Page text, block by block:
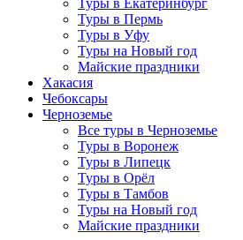
Туры в Пермь
Туры в Уфу
Туры на Новый год
Майские праздники
Хакасия
Чебоксары
Черноземье
Все туры в Черноземье
Туры в Воронеж
Туры в Липецк
Туры в Орёл
Туры в Тамбов
Туры на Новый год
Майские праздники